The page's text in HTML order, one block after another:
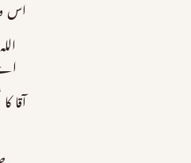
اس
اے
آقا